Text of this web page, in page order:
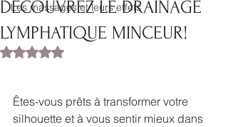
Les massages et leurs effets
DECOUVREZ LE DRAINAGE
LYMPHATIQUE MINCEUR!
Noté NaN étoiles sur 5.
Êtes-vous prêts à transformer votre
silhouette et à vous sentir mieux dans